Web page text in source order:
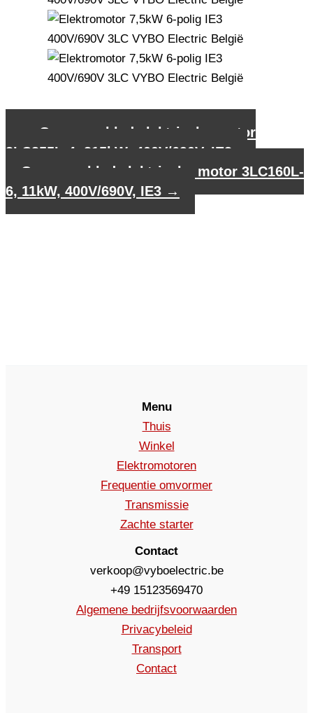
Gegevensblad elektrische motor
3LC355L-4, 315kW, 400V/690V, IE3
Gegevensblad elektrische motor 3LC160L-
6, 11kW, 400V/690V, IE3 →
Menu
Thuis
Winkel
Elektromotoren
Frequentie omvormer
Transmissie
Zachte starter
Contact
verkoop@vyboelectric.be
+49 15123569470
Algemene bedrijfsvoorwaarden
Privacybeleid
Transport
Contact